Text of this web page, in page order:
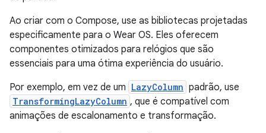
Ao criar com o Compose, use as bibliotecas projetadas
especificamente para o Wear OS. Eles oferecem
componentes otimizados para relógios que são
essenciais para uma ótima experiência do usuário.
Por exemplo, em vez de um LazyColumn padrão, use
TransformingLazyColumn , que é compatível com
animações de escalonamento e transformação.